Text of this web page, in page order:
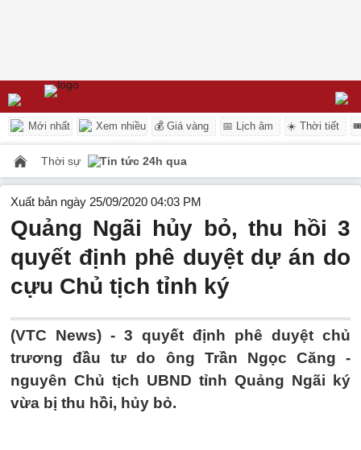
Mới nhất Xem nhiều 💰 Giá vàng 📅 Lịch âm ☀️ Thời tiết
Thời sự Tin tức 24h qua
Xuất bản ngày 25/09/2020 04:03 PM
Quảng Ngãi hủy bỏ, thu hồi 3
quyết định phê duyệt dự án do
cựu Chủ tịch tỉnh ký
(VTC News) - 3 quyết định phê duyệt chủ
trương đầu tư do ông Trần Ngọc Căng -
nguyên Chủ tịch UBND tỉnh Quảng Ngãi ký
vừa bị thu hồi, hủy bỏ.